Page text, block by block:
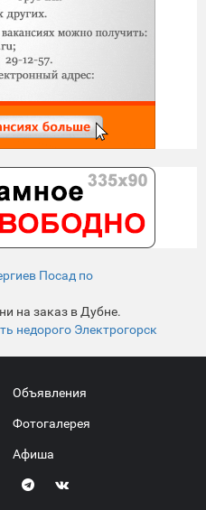
Посад по
на заказ в Дубне.
недорого Электрогорск
Объявления
Фотогалерея
Афиша